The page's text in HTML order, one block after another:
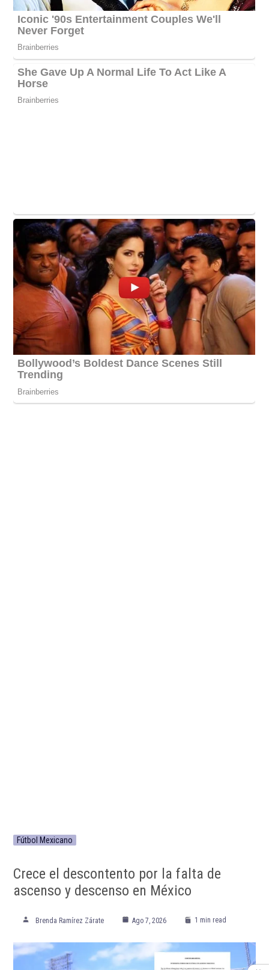
Fútbol Mexicano
Crece el descontento por la falta de
ascenso y descenso en México
Brenda Ramírez Zárate Ago 7, 2026 1 min read